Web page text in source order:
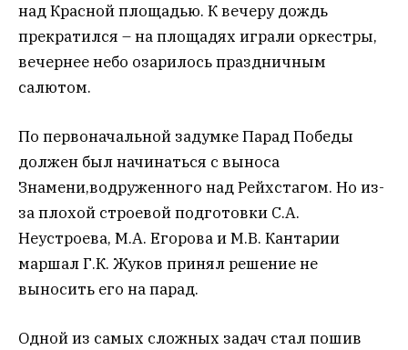
над Красной площадью. К вечеру дождь
прекратился – на площадях играли оркестры,
вечернее небо озарилось праздничным
салютом.
По первоначальной задумке Парад Победы
должен был начинаться с выноса
Знамени,водруженного над Рейхстагом. Но из-
за плохой строевой подготовки С.А.
Неустроева, М.А. Егорова и М.В. Кантарии
маршал Г.К. Жуков принял решение не
выносить его на парад.
Одной из самых сложных задач стал пошив